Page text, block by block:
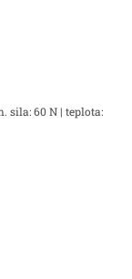
sila: 60 N | teplota: